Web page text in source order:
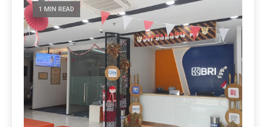
1 MIN READ